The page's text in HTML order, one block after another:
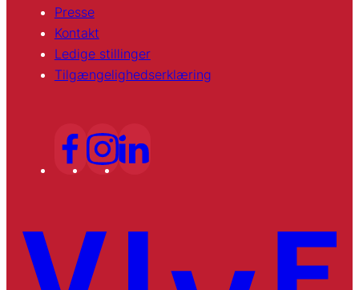
Presse
Kontakt
Ledige stillinger
Tilgængelighedserklæring